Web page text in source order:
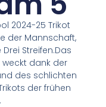
2024-25 Trikot
der Mannschaft,
Streifen.Das
weckt dank der
des schlichten
der frühen